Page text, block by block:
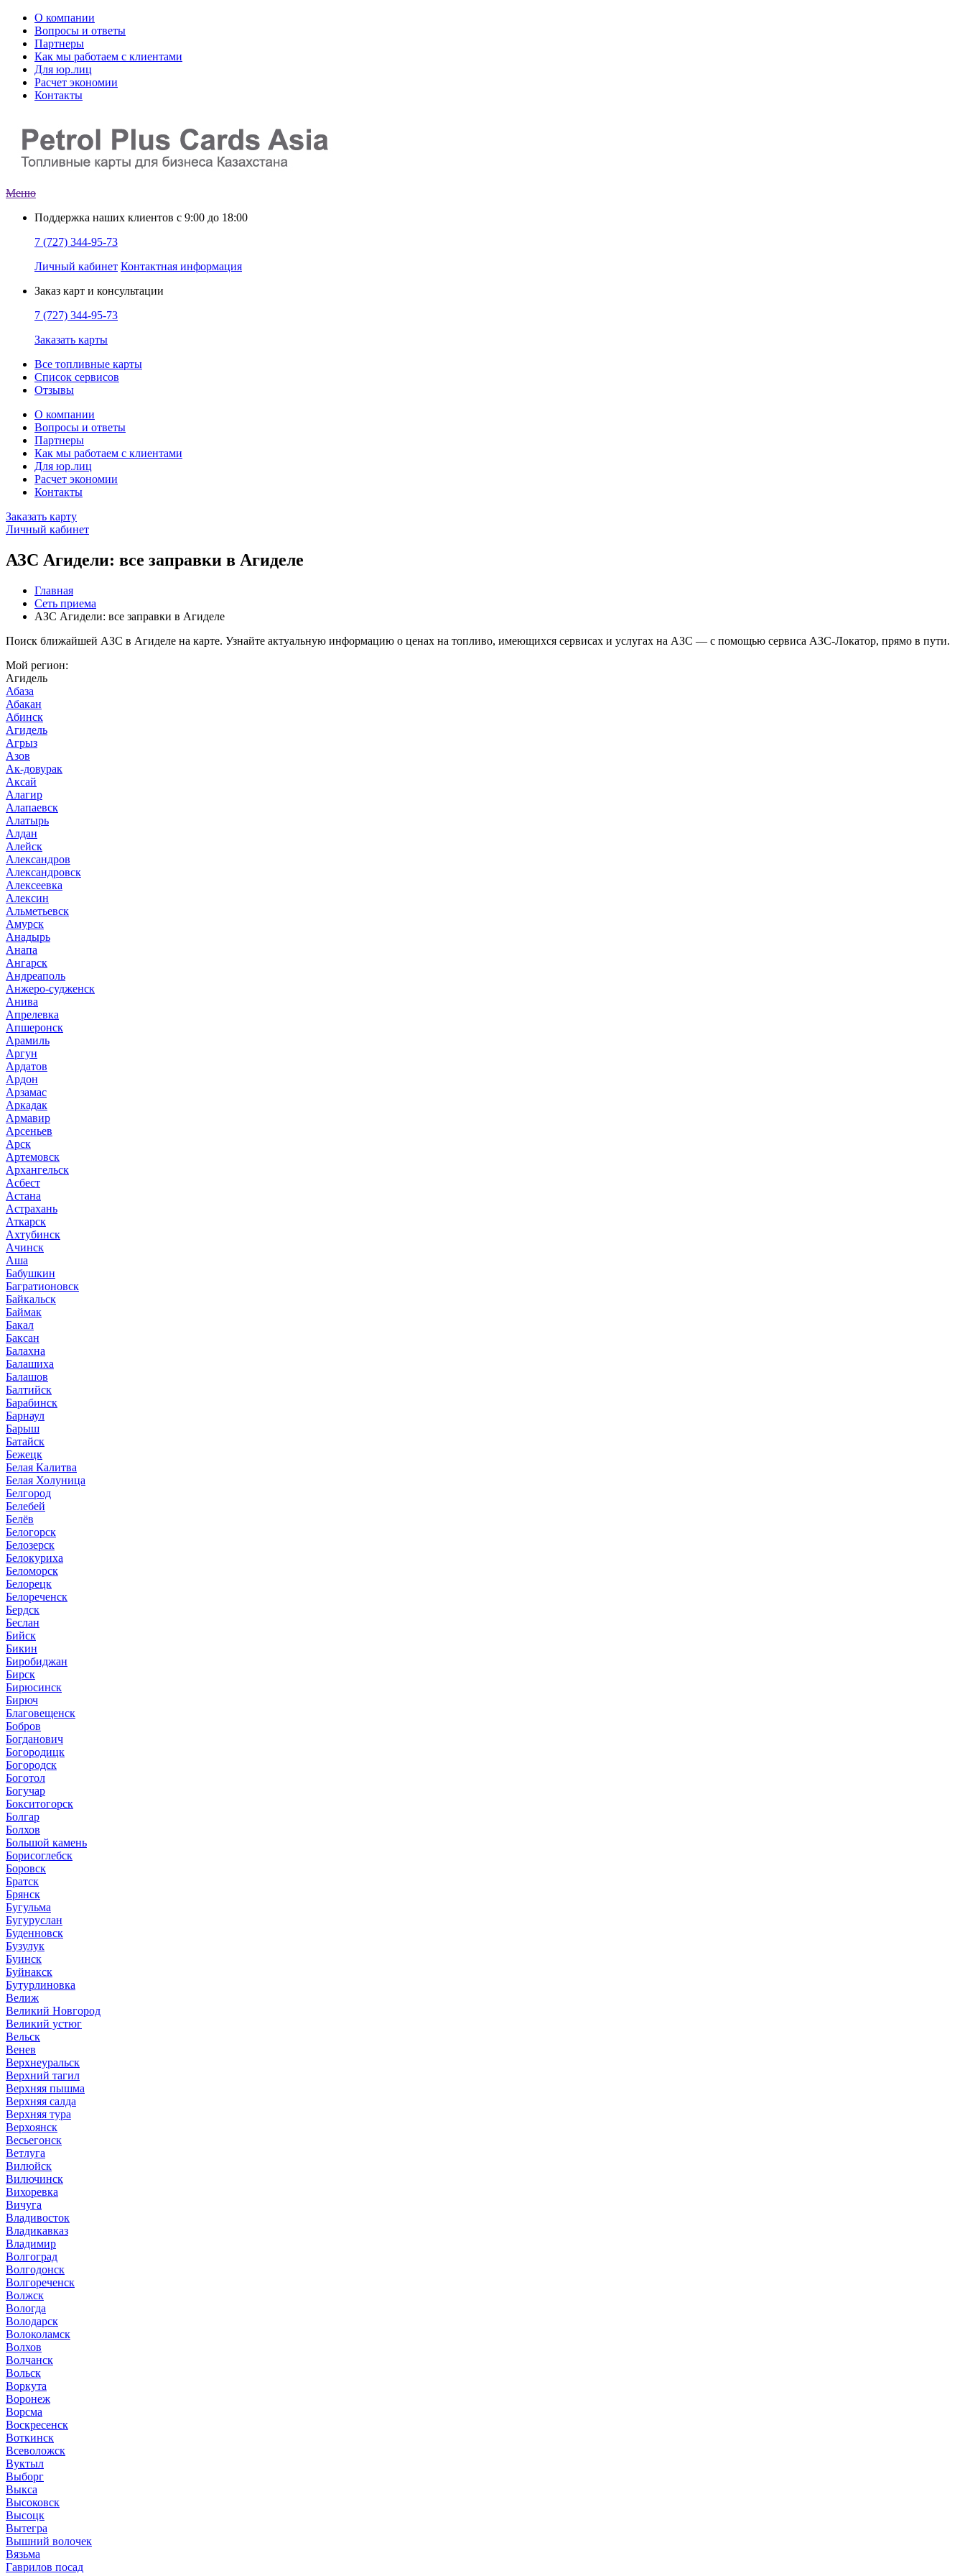
О компании
Вопросы и ответы
Партнеры
Как мы работаем с клиентами
Для юр.лиц
Расчет экономии
Контакты
Меню
Поддержка наших клиентов с 9:00 до 18:00
7 (727) 344-95-73
Личный кабинет Контактная информация
Заказ карт и консультации
7 (727) 344-95-73
Заказать карты
Все топливные карты
Список сервисов
Отзывы
О компании
Вопросы и ответы
Партнеры
Как мы работаем с клиентами
Для юр.лиц
Расчет экономии
Контакты
Заказать карту
Личный кабинет
АЗС Агидели: все заправки в Агиделе
Главная
Сеть приема
АЗС Агидели: все заправки в Агиделе
Поиск ближайшей АЗС в Агиделе на карте. Узнайте актуальную информацию о ценах на топливо, имеющихся сервисах и услугах на АЗС — с помощью сервиса АЗС-Локатор, прямо в пути.
Мой регион:
Агидель
Абаза
Абакан
Абинск
Агидель
Агрыз
Азов
Ак-довурак
Аксай
Алагир
Алапаевск
Алатырь
Алдан
Алейск
Александров
Александровск
Алексеевка
Алексин
Альметьевск
Амурск
Анадырь
Анапа
Ангарск
Андреаполь
Анжеро-судженск
Анива
Апрелевка
Апшеронск
Арамиль
Аргун
Ардатов
Ардон
Арзамас
Аркадак
Армавир
Арсеньев
Арск
Артемовск
Архангельск
Асбест
Астана
Астрахань
Аткарск
Ахтубинск
Ачинск
Аша
Бабушкин
Багратионовск
Байкальск
Баймак
Бакал
Баксан
Балахна
Балашиха
Балашов
Балтийск
Барабинск
Барнаул
Барыш
Батайск
Бежецк
Белая Калитва
Белая Холуница
Белгород
Белебей
Белёв
Белогорск
Белозерск
Белокуриха
Беломорск
Белорецк
Белореченск
Бердск
Беслан
Бийск
Бикин
Биробиджан
Бирск
Бирюсинск
Бирюч
Благовещенск
Бобров
Богданович
Богородицк
Богородск
Боготол
Богучар
Бокситогорск
Болгар
Болхов
Большой камень
Борисоглебск
Боровск
Братск
Брянск
Бугульма
Бугуруслан
Буденновск
Бузулук
Буинск
Буйнакск
Бутурлиновка
Велиж
Великий Новгород
Великий устюг
Вельск
Венев
Верхнеуральск
Верхний тагил
Верхняя пышма
Верхняя салда
Верхняя тура
Верхоянск
Весьегонск
Ветлуга
Вилюйск
Вилючинск
Вихоревка
Вичуга
Владивосток
Владикавказ
Владимир
Волгоград
Волгодонск
Волгореченск
Волжск
Вологда
Володарск
Волоколамск
Волхов
Волчанск
Вольск
Воркута
Воронеж
Ворсма
Воскресенск
Воткинск
Всеволожск
Вуктыл
Выборг
Выкса
Высоковск
Высоцк
Вытегра
Вышний волочек
Вязьма
Гаврилов посад